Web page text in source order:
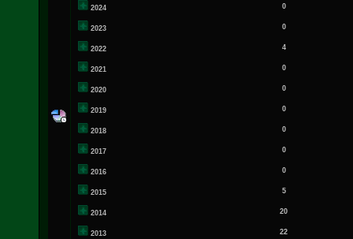
2024 0
2023 0
2022 4
2021 0
2020 0
2019 0
2018 0
2017 0
2016 0
2015 5
2014 20
2013 22